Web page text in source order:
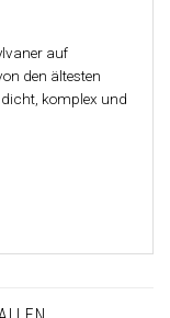
auf
den ältesten
komplex und